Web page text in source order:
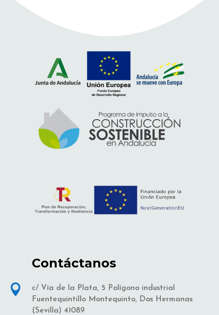
Contáctanos

c/ Vía de la Plata, 5 Polígono industrial
Fuentequintillo Montequinto, Dos Hermanas
(Sevilla) 41089